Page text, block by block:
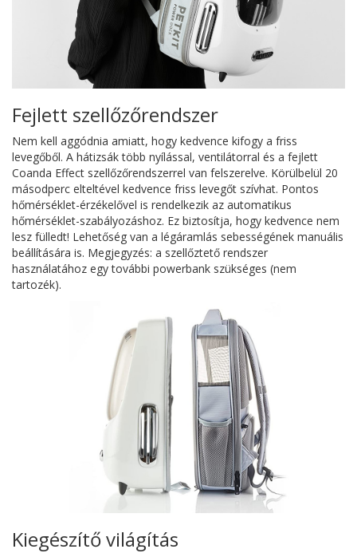
Fejlett szellőzőrendszer
Nem kell aggódnia amiatt, hogy kedvence kifogy a friss
levegőből. A hátizsák több nyílással, ventilátorral és a fejlett
Coanda Effect szellőzőrendszerrel van felszerelve. Körülbelül 20
másodperc elteltével kedvence friss levegőt szívhat. Pontos
hőmérséklet-érzékelővel is rendelkezik az automatikus
hőmérséklet-szabályozáshoz. Ez biztosítja, hogy kedvence nem
lesz fülledt! Lehetőség van a légáramlás sebességének manuális
beállítására is. Megjegyzés: a szellőztető rendszer
használatához egy további powerbank szükséges (nem
tartozék).
Kiegészítő világítás